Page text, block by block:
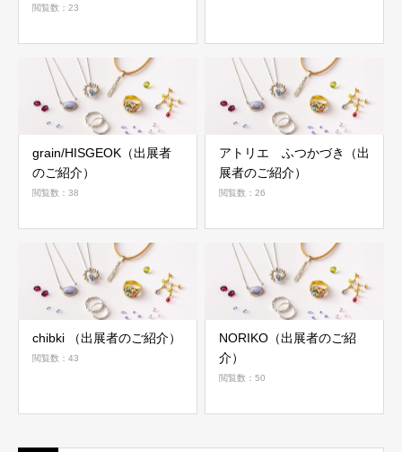
閲覧数：23
grain/HISGEOK（出展者
のご紹介）
閲覧数：38
アトリエ ふつかづき（出
展者のご紹介）
閲覧数：26
chibki （出展者のご紹介）
閲覧数：43
NORIKO（出展者のご紹
介）
閲覧数：50